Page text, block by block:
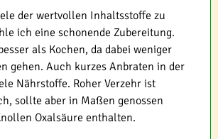
der wertvollen Inhaltsstoffe zu
ich eine schonende Zubereitung.
als Kochen, da dabei weniger
gehen. Auch kurzes Anbraten in der
Nährstoffe. Roher Verzehr ist
sollte aber in Maßen genossen
Oxalsäure enthalten.